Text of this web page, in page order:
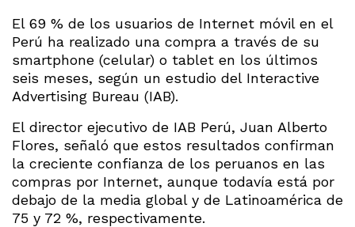
El 69 % de los usuarios de Internet móvil en el
Perú ha realizado una compra a través de su
smartphone (celular) o tablet en los últimos
seis meses, según un estudio del Interactive
Advertising Bureau (IAB).
El director ejecutivo de IAB Perú, Juan Alberto
Flores, señaló que estos resultados confirman
la creciente confianza de los peruanos en las
compras por Internet, aunque todavía está por
debajo de la media global y de Latinoamérica de
75 y 72 %, respectivamente.